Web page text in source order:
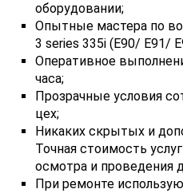
оборудовании;
Опытные мастера по
3 series 335i (E90/ E91/
Оперативное
часа;
Прозрачные условия
цех;
Никаких скрытых и
Точная стоимость
осмотра и проведения
При ремонте